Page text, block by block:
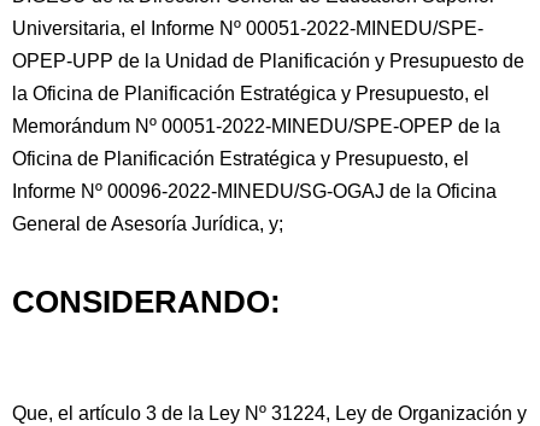
Universitaria, el Informe Nº 00051-2022-MINEDU/SPE-
OPEP-UPP de la Unidad de Planificación y Presupuesto de
la Oficina de Planificación Estratégica y Presupuesto, el
Memorándum Nº 00051-2022-MINEDU/SPE-OPEP de la
Oficina de Planificación Estratégica y Presupuesto, el
Informe Nº 00096-2022-MINEDU/SG-OGAJ de la Oficina
General de Asesoría Jurídica, y;
CONSIDERANDO:
Que, el artículo 3 de la Ley Nº 31224, Ley de Organización y